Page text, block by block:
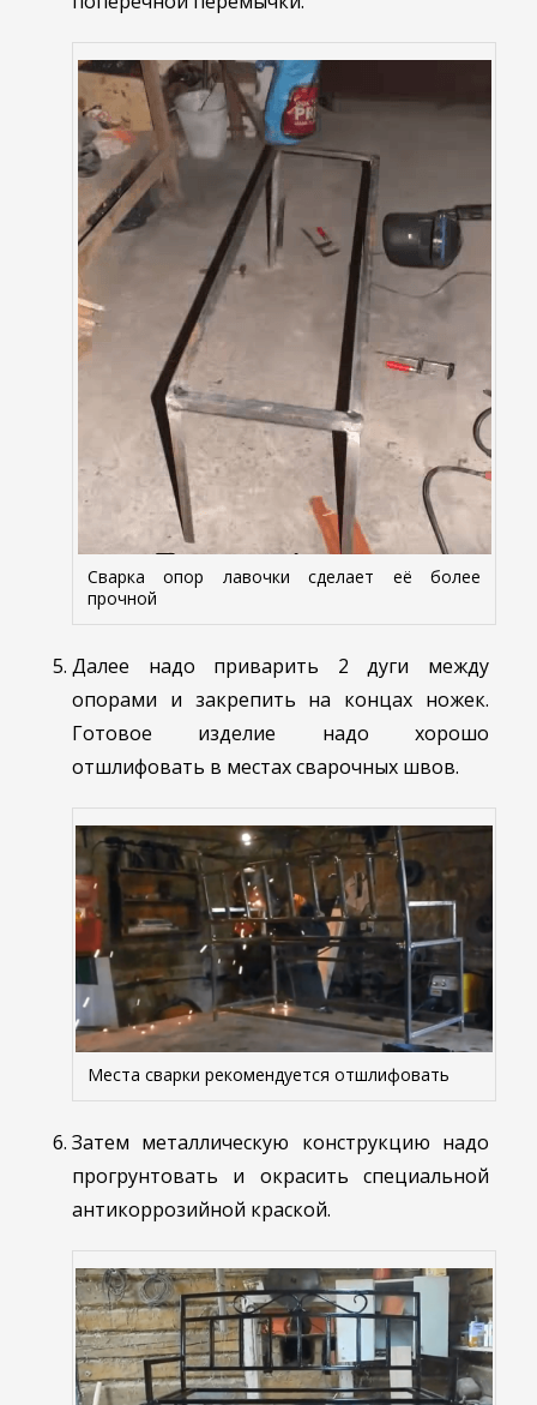
Сварка опор лавочки сделает её более
прочной
Далее надо приварить 2 дуги между
опорами и закрепить на концах ножек.
Готовое изделие надо хорошо
отшлифовать в местах сварочных швов.
Места сварки рекомендуется отшлифовать
Затем металлическую конструкцию надо
прогрунтовать и окрасить специальной
антикоррозийной краской.